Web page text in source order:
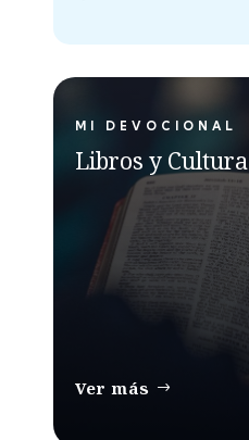
MI DEVOCIONAL
Libros y Cultura
Ver más